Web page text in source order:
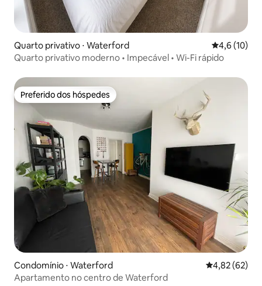
Quarto privativo ⋅ Waterford 4,6 de uma
4,6 (10)
Quarto privativo moderno • Impecável • Wi-Fi rápido
Preferido dos hóspedes
Preferido dos hóspedes
Condomínio ⋅ Waterford 4,82 de uma
4,82 (62)
Apartamento no centro de Waterford